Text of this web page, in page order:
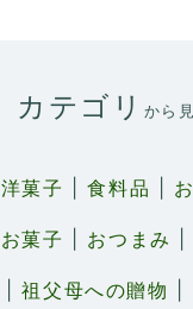
カテゴリ から
洋菓子 |食料品
お菓子 おつまみ
|祖父母への贈物